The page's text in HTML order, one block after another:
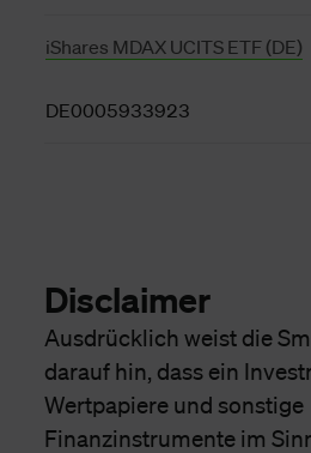
iShares MDAX UCITS ETF (DE)
DE0005933923
Disclaimer
Ausdrücklich weist die
darauf hin, dass ein
Wertpapiere und sonstige
Finanzinstrumente im